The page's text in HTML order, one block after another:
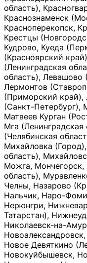
область),
Краснознаменск
Красноперекопск,
Крестцы
Кудрово, Куеда
(Красноярский
(Ленинградская
область), Левашово
Лермонтов
(Приморский край),
(Санкт-Петербург),
Матвеев Курган
Мга
(Челябинская
Михайловка
область),
Можга, Мончегорск,
область),
Челны, Назарово
Нальчик, Наро-
Нерюнгри,
Татарстан),
Николаевск-на-
Новое Девяткино
Новокуйбышевск,